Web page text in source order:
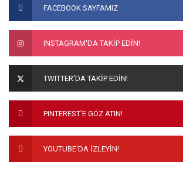
Bu ürüne ilk yorumu siz yapın!
Yorum Yaz
kullanarak tarafımıza iletebilirsiniz.
Görüş ve önerileriniz için teşekkür ederiz.
Ürün açıklamasında eksik bilgiler bulunuyor.
Ürün fiyatı diğer sitelerden daha pahalı.
Bu ürüne benzer farklı alternatifler olmalı.
FACEBOOK SAYFAMIZ
INSTAGRAM'DA TAKİP EDİN!
TWITTER'DA TAKİP EDİN!
PINTEREST'E GÖZ ATIN!
YOUTUBE'DA İZLEYİN!